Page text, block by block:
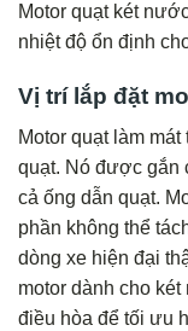
Motor quạt két
nhiệt độ ổn định
Vị trí lắp đặt
Motor quạt làm
quạt. Nó được gắn
cả ống dẫn quạt.
phần không thể
dòng xe hiện đại
motor dành cho
điều hòa để tối ưu